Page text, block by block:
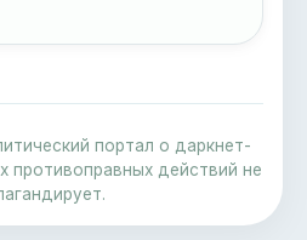
портал о даркнет-
противоправных действий не